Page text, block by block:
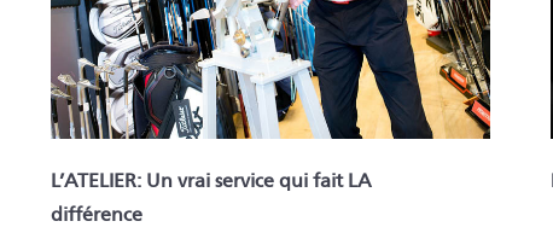
L’ATELIER: Un vrai service qui fait LA
différence